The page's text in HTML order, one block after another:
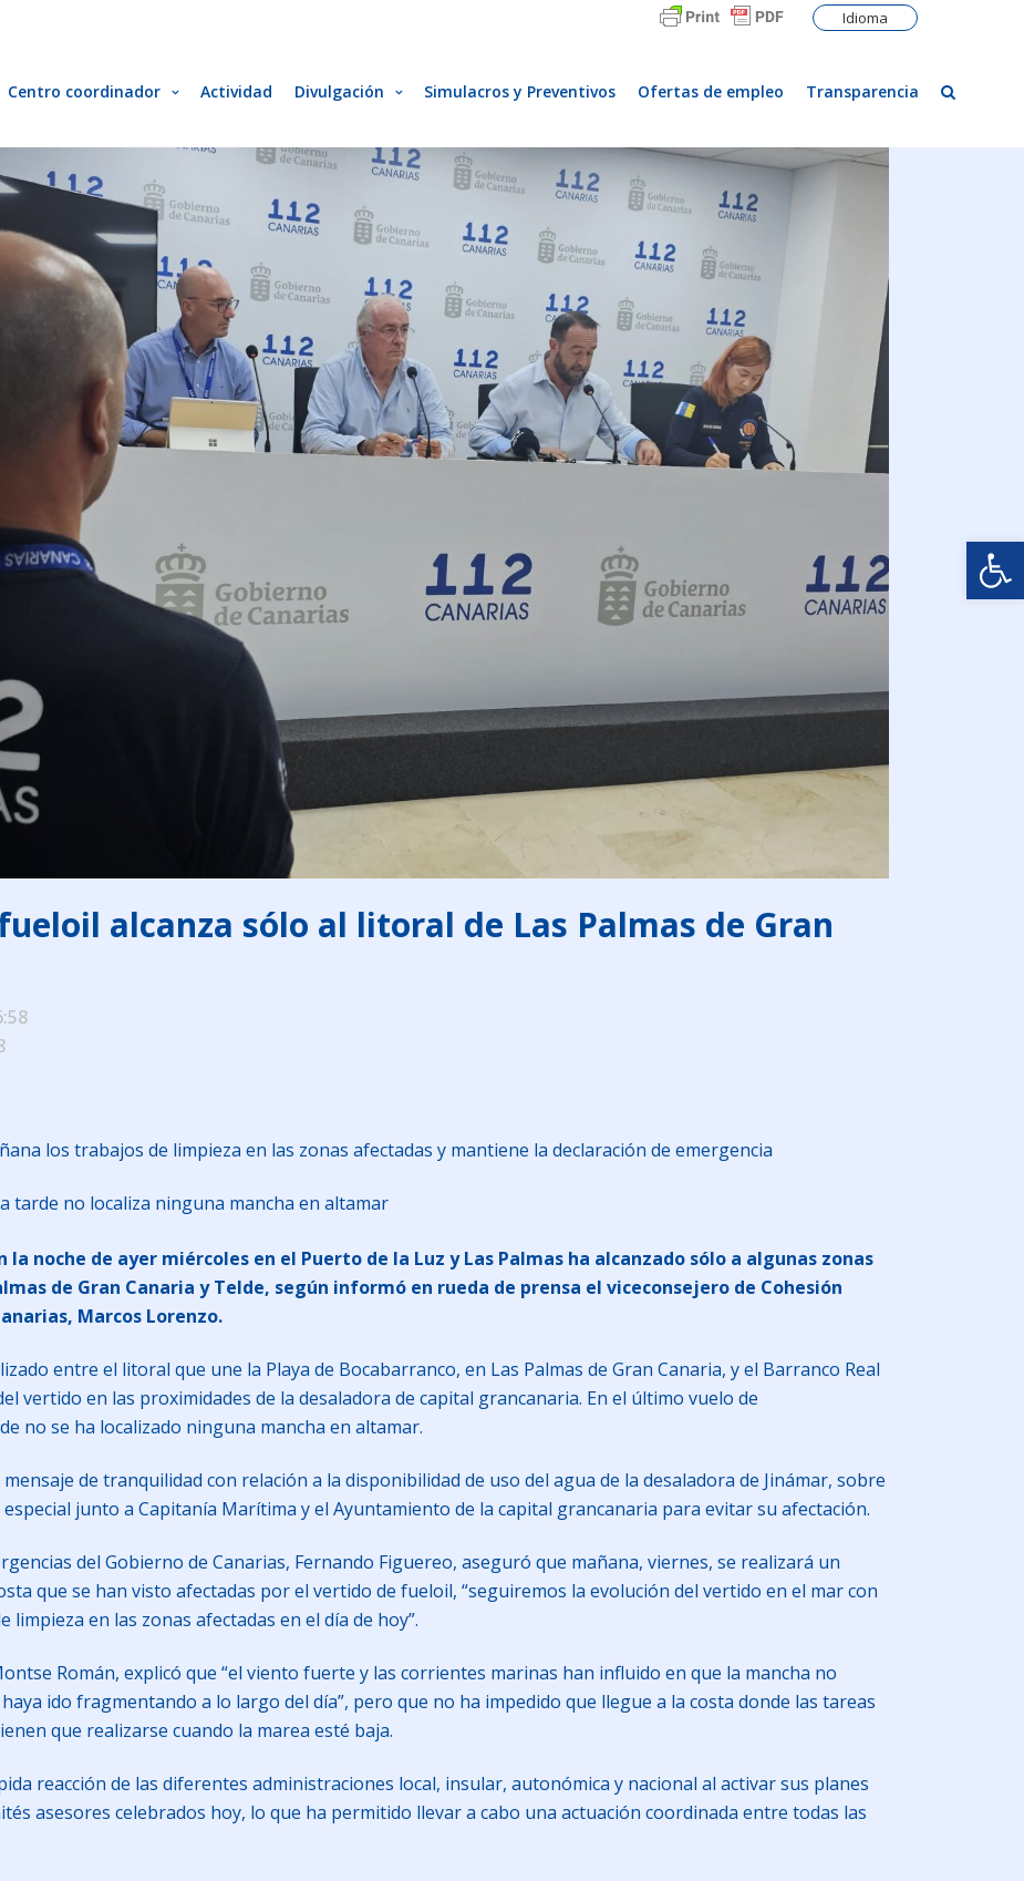
Idioma
Centro coordinador Actividad Divulgación Simulacros y Preventivos Ofertas de empleo Transparencia
alcanza sólo al litoral de Las Palmas de Gran
los trabajos de limpieza en las zonas afectadas y mantiene la declaración de emergencia
tarde no localiza ninguna mancha en altamar
noche de ayer miércoles en el Puerto de la Luz y Las Palmas ha alcanzado sólo a algunas zonas
de Gran Canaria y Telde, según informó en rueda de prensa el viceconsejero de Cohesión
Marcos Lorenzo.
entre el litoral que une la Playa de Bocabarranco, en Las Palmas de Gran Canaria, y el Barranco Real
vertido en las proximidades de la desaladora de capital grancanaria. En el último vuelo de
no se ha localizado ninguna mancha en altamar.
de tranquilidad con relación a la disponibilidad de uso del agua de la desaladora de Jinámar, sobre
junto a Capitanía Marítima y el Ayuntamiento de la capital grancanaria para evitar su afectación.
del Gobierno de Canarias, Fernando Figuereo, aseguró que mañana, viernes, se realizará un
que se han visto afectadas por el vertido de fueloil, “seguiremos la evolución del vertido en el mar con
en las zonas afectadas en el día de hoy”.
Román, explicó que “el viento fuerte y las corrientes marinas han influido en que la mancha no
ido fragmentando a lo largo del día”, pero que no ha impedido que llegue a la costa donde las tareas
que realizarse cuando la marea esté baja.
reacción de las diferentes administraciones local, insular, autonómica y nacional al activar sus planes
asesores celebrados hoy, lo que ha permitido llevar a cabo una actuación coordinada entre todas las